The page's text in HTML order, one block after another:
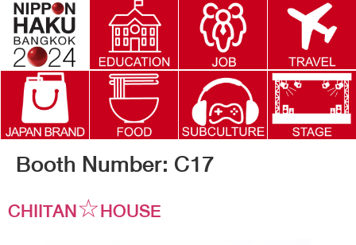
Booth Number: C17
CHIITAN☆HOUSE